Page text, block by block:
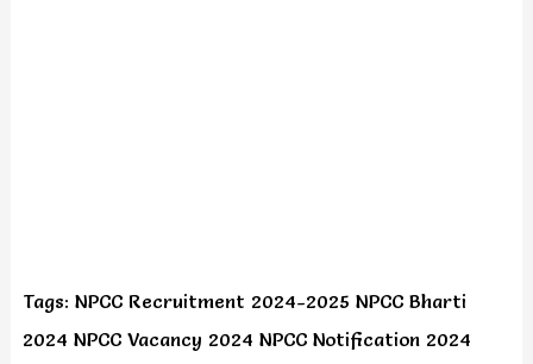
Tags: NPCC Recruitment 2024-2025 NPCC Bharti
2024 NPCC Vacancy 2024 NPCC Notification 2024